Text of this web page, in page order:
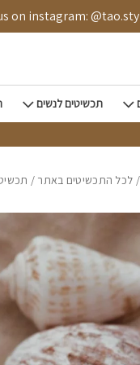
@tao.style
תכשיטים לנשים
לכל התכשיטים באתר /